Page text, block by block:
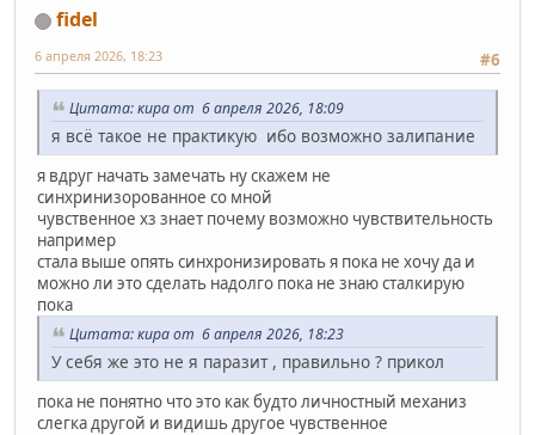
fidel
#6
6 апреля 2026, 18:23
Цитата: кира от 6 апреля 2026, 18:09
я всё такое не практикую ибо возможно залипание
я вдруг начать замечать ну скажем не
синхринизорованное со мной
чувственное хз знает почему возможно чувствительность
например
стала выше опять синхронизировать я пока не хочу да и
можно ли это сделать надолго пока не знаю сталкирую
пока
Цитата: кира от 6 апреля 2026, 18:23
У себя же это не я паразит , правильно ? прикол
пока не понятно что это как будто личностный механиз
слегка другой и видишь другое чувственное